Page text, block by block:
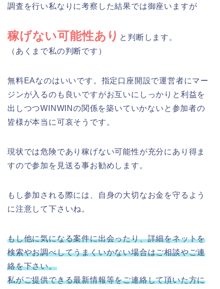
調査を行い私なりに考察した結果では御座いますが
稼げない可能性あり と判断します。
（あくまで私の判断です）
無料EAなのはいいです。指定口座開設で運営者にマー
ジンが入るのも良いですがお互いにしっかりと利益を
出しつつWINWINの関係を築いていかないと参加者の
皆様が本当に可哀そうです。
現状では危険であり稼げない可能性が充分にあり得ま
すので参加を見送る事お勧めします。
もし参加される際には、自身の大切なお金を守るよう
に注意して下さいね。
もし他に気になる案件に出会ったり、詳細をネットを
検索やお調べしてうまくいかない場合はご相談やご連
絡を下さい。
私がご提供できる最新情報等をご連絡して頂いた方に